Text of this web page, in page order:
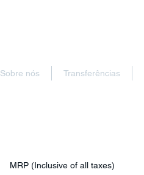
Sobre nós Transferências
MRP (Inclusive of all taxes)